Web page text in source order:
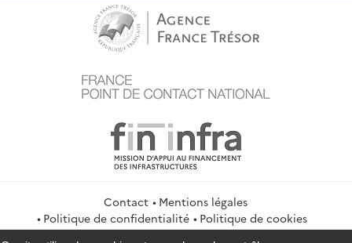
Contact
Mentions légales
Politique de confidentialité
Politique de cookies
Gestion des cookies
Flux RSS